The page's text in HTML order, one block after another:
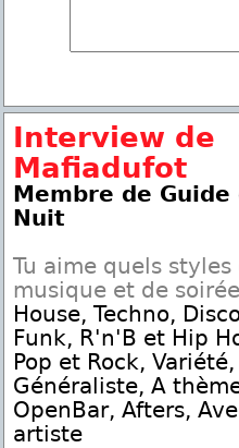
Interview de
Mafiadufot
Membre de Guide
Nuit
Tu aime quels styles
musique et de
House, Techno,
Funk, R'n'B et Hip
Pop et Rock, Variété,
Généraliste, A
OpenBar, Afters,
artiste